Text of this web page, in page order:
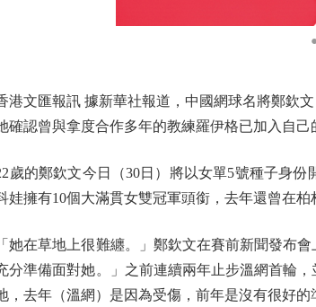
匯報訊 據新華社報道，中國網球名將鄭欽文
確認曾與拿度合作多年的教練羅伊格已加入自己
的鄭欽文今日（30日）將以女單5號種子身份
娃擁有10個大滿貫女雙冠軍頭銜，去年還曾在柏
在草地上很難纏。」鄭欽文在賽前新聞發布會
分準備面對她。」之前連續兩年止步溫網首輪
，去年（溫網）是因為受傷，前年是沒有很好